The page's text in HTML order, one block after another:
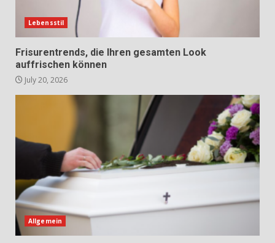
Lebensstil
Frisurentrends, die Ihren gesamten Look
auffrischen können
July 20, 2026
Allgemein